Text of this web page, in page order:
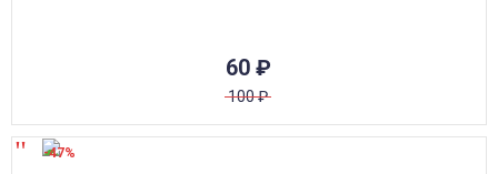
60 ₽
100₽
-47%